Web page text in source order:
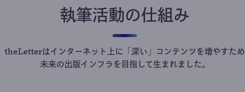
執筆活動の仕組み
theLetterはインターネット上に「深い」コンテンツを増やすため
未来の出版インフラを目指して生まれました。